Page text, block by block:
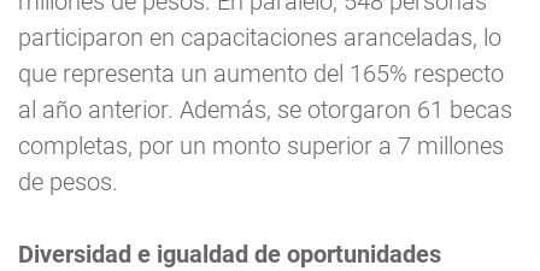
participaron en capacitaciones aranceladas, lo
que representa un aumento del 165% respecto
al año anterior. Además, se otorgaron 61 becas
completas, por un monto superior a 7 millones
de pesos.
Diversidad e igualdad de oportunidades